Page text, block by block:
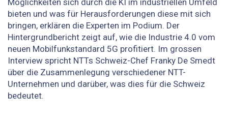
bieten und was für Herausforderungen diese mit sich
bringen, erklären die Experten im Podium. Der
Hintergrundbericht zeigt auf, wie die Industrie 4.0 vom
neuen Mobilfunkstandard 5G profitiert. Im grossen
Interview spricht NTTs Schweiz-Chef Franky De Smedt
über die Zusammenlegung verschiedener NTT-
Unternehmen und darüber, was dies für die Schweiz
bedeutet.